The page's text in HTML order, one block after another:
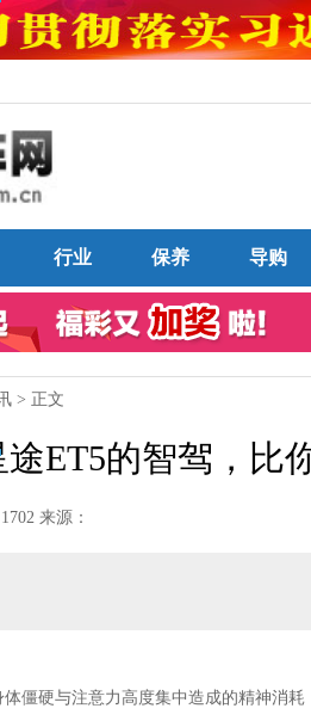
行业 保养 导购
> 正文
ET5的智驾，比
来源：
僵硬与注意力高度集中造成的精神消